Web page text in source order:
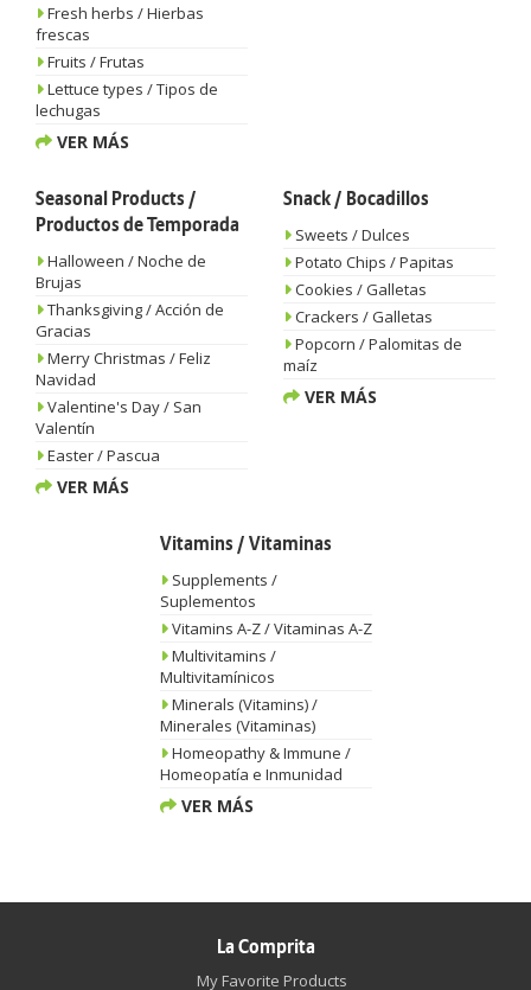
Fresh herbs / Hierbas
frescas
Fruits / Frutas
Lettuce types / Tipos de
lechugas
VER MÁS
Seasonal Products /
Productos de Temporada
Halloween / Noche de
Brujas
Thanksgiving / Acción de
Gracias
Merry Christmas / Feliz
Navidad
Valentine's Day / San
Valentín
Easter / Pascua
VER MÁS
Snack / Bocadillos
Sweets / Dulces
Potato Chips / Papitas
Cookies / Galletas
Crackers / Galletas
Popcorn / Palomitas de
maíz
VER MÁS
Vitamins / Vitaminas
Supplements /
Suplementos
Vitamins A-Z / Vitaminas A-Z
Multivitamins /
Multivitamínicos
Minerals (Vitamins) /
Minerales (Vitaminas)
Homeopathy & Immune /
Homeopatía e Inmunidad
VER MÁS
La Comprita
My Favorite Products